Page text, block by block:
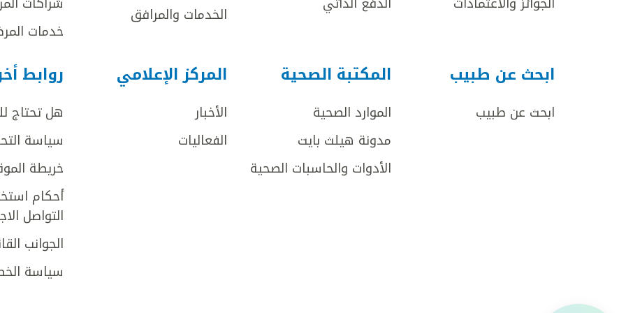
الخدمات والمرافق
خدمات
ابحث عن طبيب
ابحث عن طبيب
المكتبة الصحية
الموارد الصحية
مدونة هيلث بايت
الأدوات والحاسبات الصحية
المركز الإعلامي
الأخبار
الفعاليات
روابط
هل تحتاج
سياسة
خريطة
أحكام
التواصل
الجوانب
سياسة